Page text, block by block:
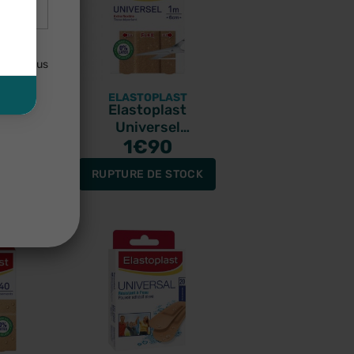
aqua
ELASTOPLAST
Elastoplast
Universel
pansement flexible
10 bandes x 6cm
1€90
RUPTURE DE STOCK
Vous